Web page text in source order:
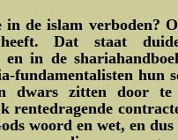
in de islam verboden?
Dat staat
en in de
fundamentalisten hun
dwars zitten door
rentedragende
woord en wet, en